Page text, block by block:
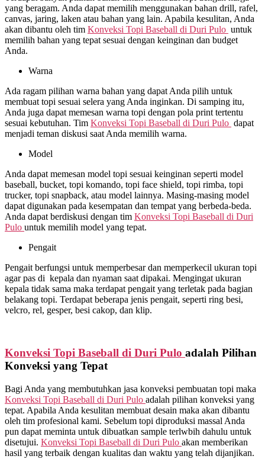
yang beragam. Anda dapat memilih menggunakan bahan drill, rafel,
canvas, jaring, laken atau bahan yang lain. Apabila kesulitan, Anda
akan dibantu oleh tim Konveksi Topi Baseball di Duri Pulo untuk
memilih bahan yang tepat sesuai dengan keinginan dan budget
Anda.
Warna
Ada ragam pilihan warna bahan yang dapat Anda pilih untuk
membuat topi sesuai selera yang Anda inginkan. Di samping itu,
Anda juga dapat memesan warna topi dengan pola print tertentu
sesuai kebutuhan. Tim Konveksi Topi Baseball di Duri Pulo dapat
menjadi teman diskusi saat Anda memilih warna.
Model
Anda dapat memesan model topi sesuai keinginan seperti model
baseball, bucket, topi komando, topi face shield, topi rimba, topi
trucker, topi snapback, atau model lainnya. Masing-masing model
dapat digunakan pada kesempatan dan tempat yang berbeda-beda.
Anda dapat berdiskusi dengan tim Konveksi Topi Baseball di Duri
Pulo untuk memilih model yang tepat.
Pengait
Pengait berfungsi untuk memperbesar dan memperkecil ukuran topi
agar pas di kepala dan nyaman saat dipakai. Mengingat ukuran
kepala tidak sama maka terdapat pengait yang terletak pada bagian
belakang topi. Terdapat beberapa jenis pengait, seperti ring besi,
velcro, rel, gesper, besi cakop, dan klip.
Konveksi Topi Baseball di Duri Pulo adalah Pilihan
Konveksi yang Tepat
Bagi Anda yang membutuhkan jasa konveksi pembuatan topi maka
Konveksi Topi Baseball di Duri Pulo adalah pilihan konveksi yang
tepat. Apabila Anda kesulitan membuat desain maka akan dibantu
oleh tim profesional kami. Sebelum topi diproduksi massal Anda
pun dapat meminta untuk dibuatkan sample terlwbih dahulu untuk
disetujui. Konveksi Topi Baseball di Duri Pulo akan memberikan
hasil yang terbaik dengan kualitas dan waktu yang telah dijanjikan.